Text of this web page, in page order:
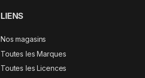
LIENS
Nos magasins
Toutes les Marques
Toutes les Licences